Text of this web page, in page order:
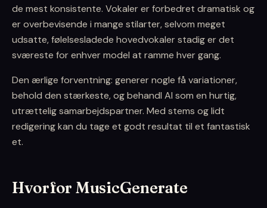
de mest konsistente. Vokaler er forbedret dramatisk og
er overbevisende i mange stilarter, selvom meget
udsatte, følelsesladede hovedvokaler stadig er det
sværeste for enhver model at ramme hver gang.
Den ærlige forventning: generer nogle få variationer,
behold den stærkeste, og behandl AI som en hurtig,
utrættelig samarbejdspartner. Med stems og lidt
redigering kan du tage et godt resultat til et fantastisk
et.
Hvorfor MusicGenerate